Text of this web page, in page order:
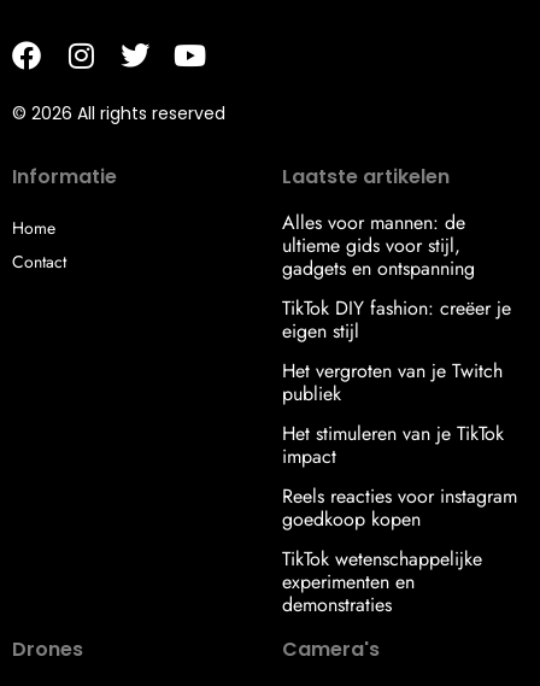
© 2026 All rights reserved
Informatie
Home
Contact
Laatste artikelen
Alles voor mannen: de
ultieme gids voor stijl,
gadgets en ontspanning
TikTok DIY fashion: creëer je
eigen stijl
Het vergroten van je Twitch
publiek
Het stimuleren van je TikTok
impact
Reels reacties voor instagram
goedkoop kopen
TikTok wetenschappelijke
experimenten en
demonstraties
Drones
Camera's